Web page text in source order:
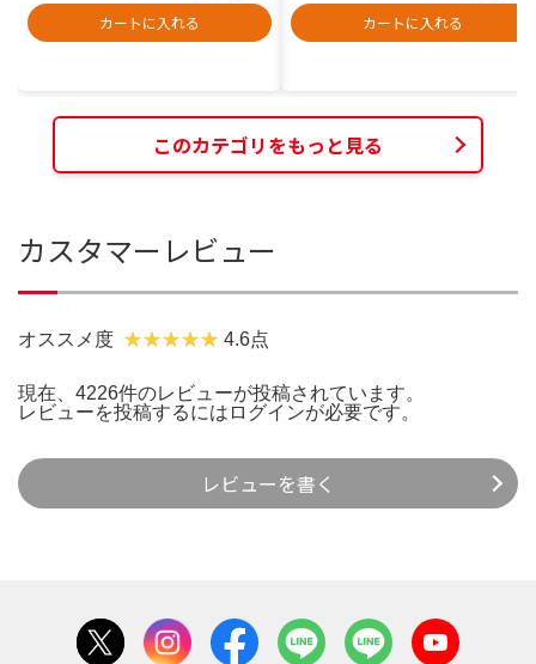
カートに入れる
カートに入れる
このカテゴリをもっと見る
カスタマーレビュー
オススメ度 4.6点
現在、4226件のレビューが投稿されています。
レビューを投稿するには ログインが必要です。
レビューを書く